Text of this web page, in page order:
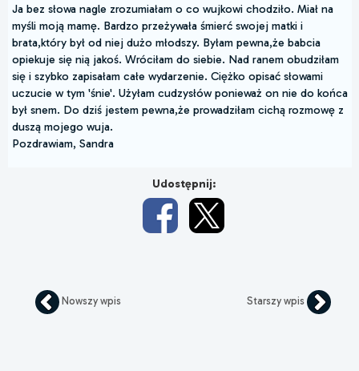
Ja bez słowa nagle zrozumiałam o co wujkowi chodziło. Miał na
myśli moją mamę. Bardzo przeżywała śmierć swojej matki i
brata,który był od niej dużo młodszy. Byłam pewna,że babcia
opiekuje się nią jakoś. Wróciłam do siebie. Nad ranem obudziłam
się i szybko zapisałam całe wydarzenie. Ciężko opisać słowami
uczucie w tym 'śnie'. Użyłam cudzysłów ponieważ on nie do końca
był snem. Do dziś jestem pewna,że prowadziłam cichą rozmowę z
duszą mojego wuja.
Pozdrawiam, Sandra
Udostępnij:
Nowszy wpis Starszy wpis